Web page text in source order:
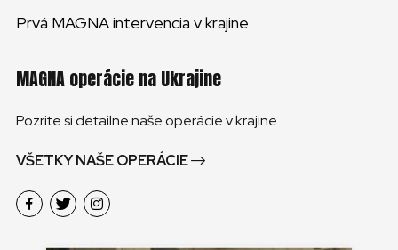
Prvá MAGNA intervencia v krajine
MAGNA operácie na Ukrajine
Pozrite si detailne naše operácie v krajine.
VŠETKY NAŠE OPERÁCIE